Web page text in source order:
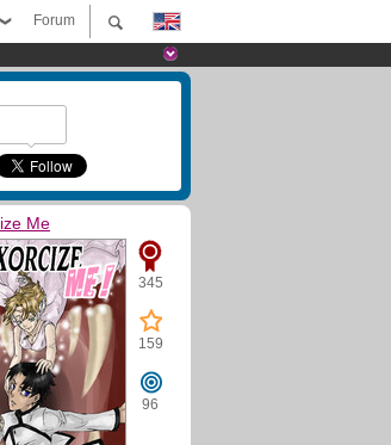
Forum
Me
345
159
96